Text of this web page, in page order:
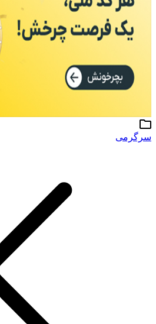
سرگرمی